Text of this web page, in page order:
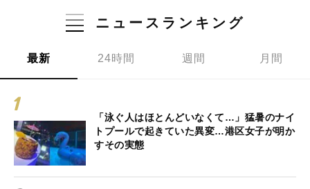
ニュースランキング
最新 24時間 週間 月間
「泳ぐ人はほとんどいなくて…」猛暑のナイ
トプールで起きていた異変…港区女子が明か
すその実態